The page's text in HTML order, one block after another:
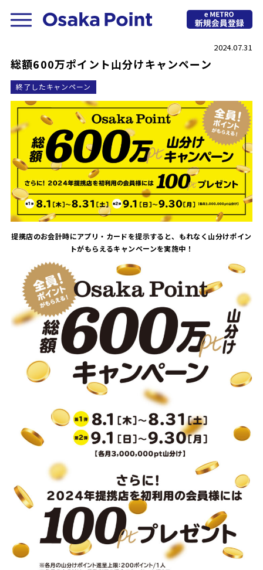
2024.07.31
総額600万ポイント山分けキャンペーン
終了したキャンペーン
提携店のお会計時にアプリ・カードを提示すると、もれなく山分けポイン
トがもらえるキャンペーンを実施中！